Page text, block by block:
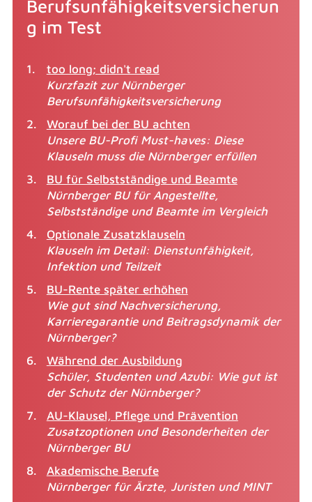
Berufsunfähigkeitsversicherun
g im Test
too long; didn't read
Kurzfazit zur Nürnberger
Berufsunfähigkeitsversicherung
Worauf bei der BU achten
Unsere BU-Profi Must-haves: Diese
Klauseln muss die Nürnberger erfüllen
BU für Selbstständige und Beamte
Nürnberger BU für Angestellte,
Selbstständige und Beamte im Vergleich
Optionale Zusatzklauseln
Klauseln im Detail: Dienstunfähigkeit,
Infektion und Teilzeit
BU-Rente später erhöhen
Wie gut sind Nachversicherung,
Karrieregarantie und Beitragsdynamik der
Nürnberger?
Während der Ausbildung
Schüler, Studenten und Azubi: Wie gut ist
der Schutz der Nürnberger?
AU-Klausel, Pflege und Prävention
Zusatzoptionen und Besonderheiten der
Nürnberger BU
Akademische Berufe
Nürnberger für Ärzte, Juristen und MINT